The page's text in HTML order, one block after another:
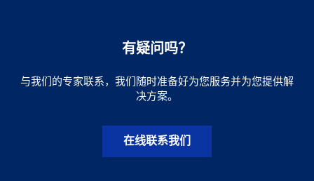
有疑问吗？
与我们的专家联系，我们随时准备好为您服务并为您提供解
决方案。
在线联系我们